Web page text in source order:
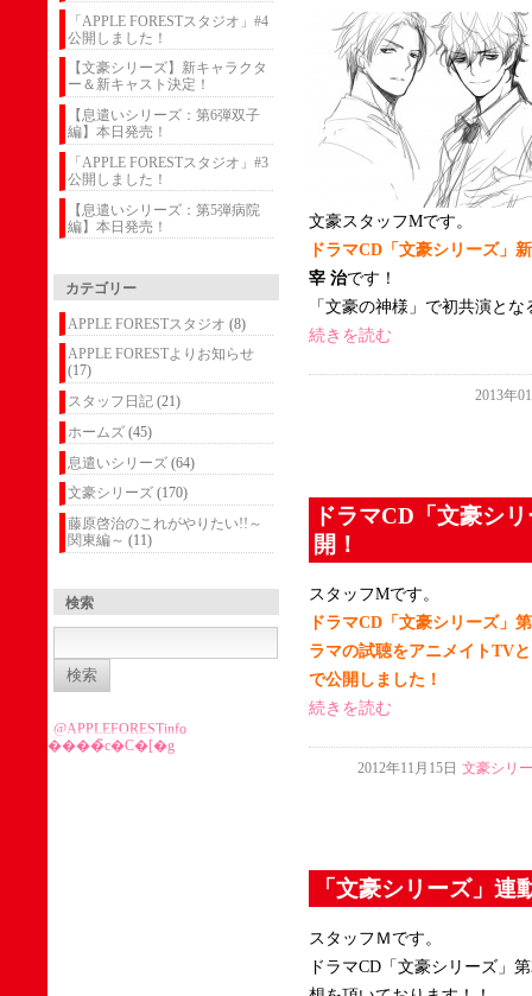
「APPLE FORESTスタジオ」#4
公開しました！
【文豪シリーズ】新キャラクタ
ー＆新キャスト決定！
【息遣いシリーズ：第6弾双子
編】本日発売！
「APPLE FORESTスタジオ」#3
公開しました！
【息遣いシリーズ：第5弾病院
編】本日発売！
カテゴリー
APPLE FORESTスタジオ (8)
APPLE FORESTよりお知らせ
(17)
スタッフ日記 (21)
ホームズ (45)
息遣いシリーズ (64)
文豪シリーズ (170)
藤原啓治のこれがやりたい!!～
関東編～ (11)
検索
検
@APPLEFORESTinfo
����̃c�C�[�g
文豪スタッフMです。
ドラマCD「文豪シリーズ」
宰 治です！
「文豪の神様」で初共演と
続きを読む
2013年
ドラマCD「文豪シ
開！
スタッフMです。
ドラマCD「文豪シリーズ」
ラマの試聴をアニメイトTV
で公開しました！
続きを読む
2012年11月15日 文豪シリ
「文豪シリーズ」連
スタッフＭです。
ドラマCD「文豪シリーズ」